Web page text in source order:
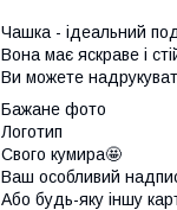
Чашка - ідеальний
Вона має яскраве і
Ви можете
Бажане фото
Логотип
Свого кумира🤩
Ваш особливий
Або будь-яку іншу